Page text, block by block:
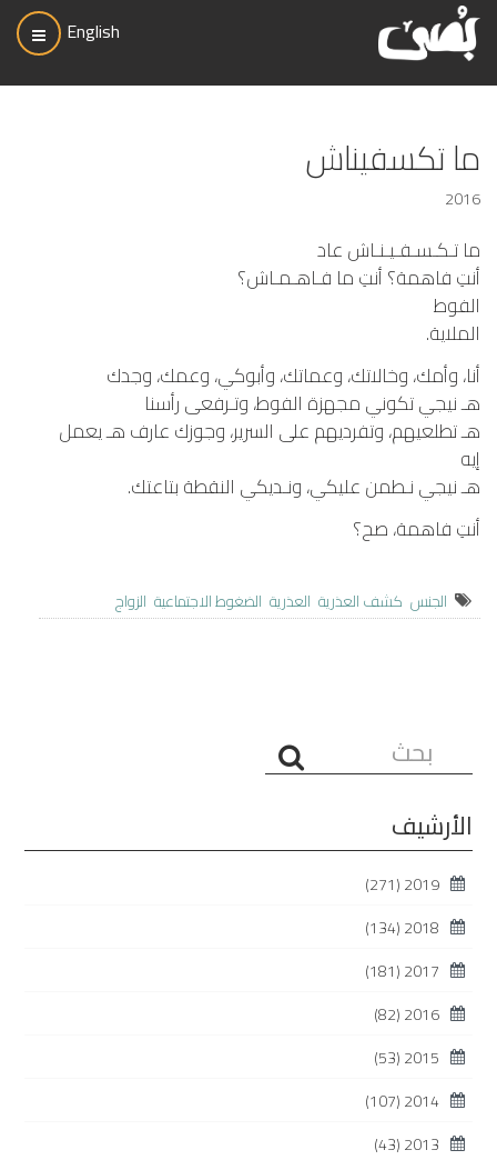
English
ما تكسفيناش
2016
ما تـكـسـفـيـنـاش عاد
أنتِ فاهمة؟ أنتِ ما فـاهـمـاش؟
الفوط
الملاية.
أنا، وأمك، وخالاتك، وعماتك، وأبوكي، وعمك، وجدك
هـ نيجي تكوني مجهزة الفوط، وتـرفعى رأسنا
هـ تطلعيهم، وتفرديهم على السرير، وجوزك عارف هـ يعمل
إيه
هـ نيجي نـطمن عليكي، ونـديكي النقطة بتاعتك.
أنتِ فاهمة، صح؟
الجنس كشف العذرية العذرية الضغوط الاجتماعية الزواج
البحث...
الأرشيف
2019
(271)
2018
(134)
2017
(181)
2016
(82)
2015
(53)
2014
(107)
2013
(43)